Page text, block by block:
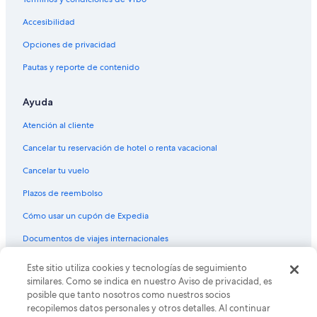
Vuelos de Orlando (MCO) a Calgary (YYC)
Vuelos de Aeropuerto Internacional José María Córdova (MDE) a
Calgary (YYC)
Vuelos de Miami (MIA) a Calgary (YYC)
Vuelos de Mérida (MID) a Calgary (YYC)
Vuelos de Monterrey (MTY) a Calgary (YYC)
Vuelos de Mazatlán (MZT) a Calgary (YYC)
Vuelos de Todos los aeropuertos de Nueva York (NYC) a Calgary
Vuelos de Chicago (ORD) a Calgary (YYC)
Vuelos de Portland (PDX) a Calgary (YYC)
Vuelos de Aeropuerto Internacional Matecaña (PEI) a Calgary
(YYC)
Vuelos de Phoenix (PHX) a Calgary (YYC)
Accesibilidad
Opciones de privacidad
Pautas y reporte de contenido
Ayuda
Atención al cliente
Cancelar tu reservación de hotel o renta vacacional
Cancelar tu vuelo
Plazos de reembolso
Cómo usar un cupón de Expedia
Documentos de viajes internacionales
© 2026 Expedia, Inc., una empresa de Expedia Group. Todos los
derechos reservados. Expedia y el logo de Expedia son marcas
registradas o marcas comerciales de Expedia, Inc. CST# 2029030-50.
Este sitio utiliza cookies y tecnologías de seguimiento
similares. Como se indica en nuestro Aviso de privacidad, es
posible que tanto nosotros como nuestros socios
recopilemos datos personales y otros detalles. Al continuar